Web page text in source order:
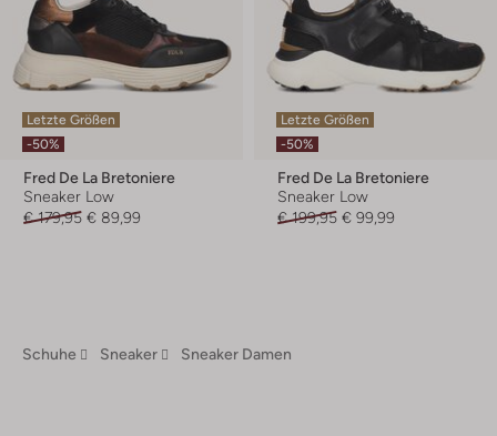
Letzte Größen
-50%
Fred De La Bretoniere
Sneaker Low
€ 179,95 € 89,99
Letzte Größen
-50%
Fred De La Bretoniere
Sneaker Low
€ 199,95 € 99,99
Schuhe Sneaker Sneaker Damen